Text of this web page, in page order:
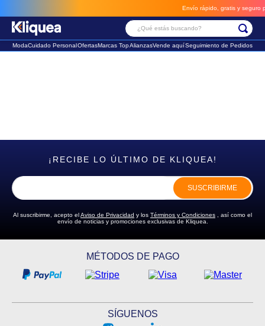
Envío rápido, gratis y seguro
¿Qué estás buscando?
ModaCuidado PersonalOfertasMarcas TopAlianzasVende aquíSeguimiento de Pedidos
¡RECIBE LO ÚLTIMO DE KLIQUEA!
SUSCRIBIRME
Al suscribirme, acepto elAviso de Privacidad y los Términos y Condiciones , así como el
envío de noticias y promociones exclusivas de Kliquea.
MÉTODOS DE PAGO
SÍGUENOS